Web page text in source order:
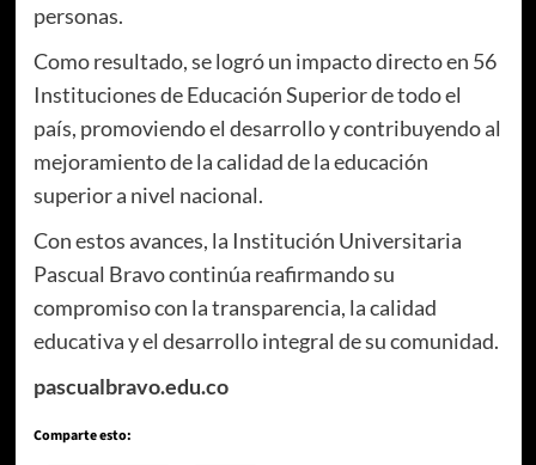
personas.
Como resultado, se logró un impacto directo en 56
Instituciones de Educación Superior de todo el
país, promoviendo el desarrollo y contribuyendo al
mejoramiento de la calidad de la educación
superior a nivel nacional.
Con estos avances, la Institución Universitaria
Pascual Bravo continúa reafirmando su
compromiso con la transparencia, la calidad
educativa y el desarrollo integral de su comunidad.
pascualbravo.edu.co
Comparte esto: